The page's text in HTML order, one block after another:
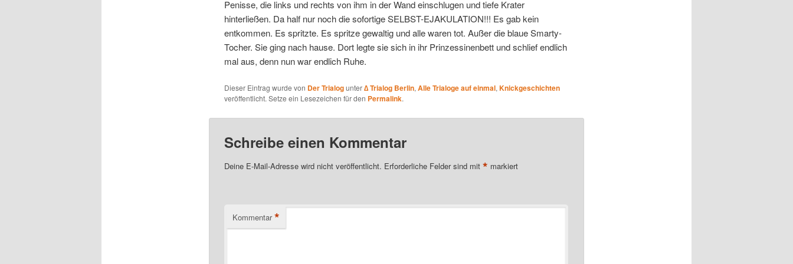
Penisse, die links und rechts von ihm in der Wand einschlugen und tiefe Krater
hinterließen. Da half nur noch die sofortige SELBST-EJAKULATION!!! Es gab kein
entkommen. Es spritzte. Es spritze gewaltig und alle waren tot. Außer die blaue Smarty-
Tocher. Sie ging nach hause. Dort legte sie sich in ihr Prinzessinenbett und schlief endlich
mal aus, denn nun war endlich Ruhe.
Dieser Eintrag wurde von Der Trialogunter∆ Trialog Berlin, Alle Trialoge auf einmal, Knickgeschichten
veröffentlicht. Setze ein Lesezeichen für den Permalink.
Schreibe einen Kommentar
Deine E-Mail-Adresse wird nicht veröffentlicht. Erforderliche Felder sind mit * markiert
Kommentar *